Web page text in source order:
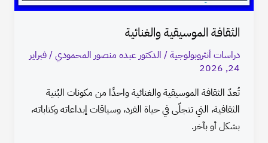
الثقافة الموسيقية والغنائية
دراسات أنثروبولوجية/ الدكتور عبده منصور المحمودي/فبراير
24, 2026
تُعدّ الثقافة الموسيقية والغنائية واحدًا من مكونات البُنية
الثقافية، التي تتجلّى في حياة الفرد، وسياقات إبداعاته وكتاباته،
بشكل أو بآخر.